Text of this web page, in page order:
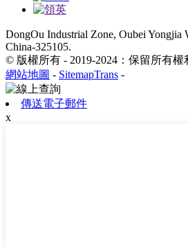
DongOu Industrial Zone, Oubei Yongjia
China-325105.
© 版權所有 - 2019-2024：保留所有權
網站地圖 - SitemapTrans -
傳送電子郵件
x